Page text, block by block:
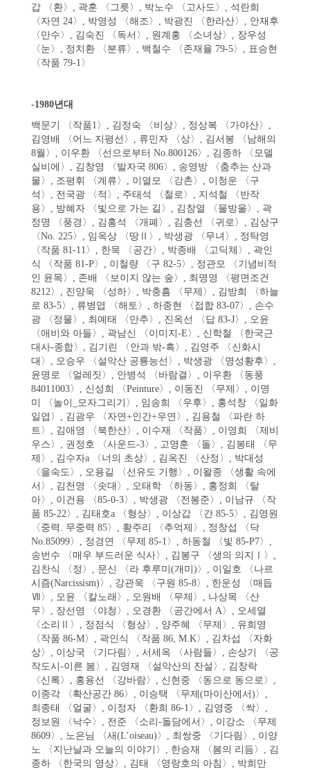
갑 〈환〉, 곽훈 〈그릇〉, 박노수 〈고사도〉, 석란희
〈자연 24〉, 박영성 〈해조〉, 박광진 〈한라산〉, 안재후
〈만수〉, 김숙진 〈독서〉, 원계홍 〈소녀상〉, 장우성
〈눈〉, 정치환 〈분류〉, 백철수 〈존재율 79-5〉, 표승현
〈작품 79-1〉
-1980년대
백문기 〈작품1〉, 김정숙 〈비상〉, 정상복 〈가야산〉,
김영배 〈어느 지평선〉, 류민자 〈상〉, 김서봉 〈남해의
8월〉, 이우환 〈선으로부터 No.800126〉, 김종하 〈모델
실비에〉, 김창영 〈발자국 806〉, 송영방 〈춤추는 산과
물〉, 조평휘 〈계류〉, 이열모 〈강촌〉, 이청운 〈구
석〉, 전국광 〈적〉, 주태석 〈철로〉, 지석철 〈반작
용〉, 방혜자 〈빛으로 가는 길〉, 김창열 〈물방울〉, 곽
정명 〈풍경〉, 김홍석 〈개폐〉, 김충선 〈귀로〉, 김상구
〈No. 225〉, 임옥상 〈땅Ⅱ〉, 박생광 〈무녀〉, 정탁영
〈작품 81-11〉, 한묵 〈공간〉, 박종배 〈고딕체〉, 곽인
식 〈작품 81-P〉, 이철량 〈구 82-5〉, 정관모 〈기념비적
인 윤목〉, 존배 〈보이지 않는 숲〉, 최명영 〈평면조건
8212〉, 진양욱 〈성하〉, 박충흠 〈무제〉, 김방희 〈하늘
로 83-5〉, 류병엽 〈해토〉, 하종현 〈접합 83-07〉, 손수
광 〈정물〉, 최예태 〈만추〉, 진옥선 〈답 83-J〉, 오윤
〈애비와 아들〉, 곽남신 〈이미지-E〉, 신학철 〈한국근
대사-종합〉, 김기린 〈안과 밖-흑〉, 김영주 〈신화시
대〉, 오승우 〈설악산 공룡능선〉, 박생광 〈명성황후〉,
윤명로 〈얼레짓〉, 안병석 〈바람결〉, 이우환 〈동풍
84011003〉, 신성희 〈Peinture〉, 이동진 〈무제〉, 이명
미 〈놀이_모자그리기〉, 임송희 〈우후〉, 홍석창 〈일화
일엽〉, 김광우 〈자연+인간+우연〉, 김용철 〈파란 하
트〉, 김애영 〈북한산〉, 이수재 〈작품〉, 이영희 〈제비
우스〉, 권정호 〈사운드-3〉, 고영훈 〈돌〉, 김봉태 〈무
제〉, 김수자a 〈너의 초상〉, 김옥진 〈산정〉, 박대성
〈을숙도〉, 오용길 〈선유도 기행〉, 이왈종 〈생활 속에
서〉, 김천영 〈솟대〉, 오태학 〈하동〉, 홍정희 〈탈
아〉, 이건용 〈85-0-3〉, 박생광 〈전봉준〉, 이남규 〈작
품 85-22〉, 김태호a 〈형상〉, 이상갑 〈간 85-5〉, 김영원
〈중력. 무중력 85〉, 황주리 〈추억제〉, 정창섭 〈닥
No.85099〉, 정경연 〈무제 85-1〉, 하동철 〈빛 85-P7〉,
송번수 〈매우 부드러운 식사〉, 김봉구 〈생의 의지Ⅰ〉,
김찬식 〈정〉, 문신 〈라 후루미(개미)〉, 이일호 〈나르
시즘(Narcissism)〉, 강관욱 〈구원 85-8〉, 한운성 〈매듭
Ⅶ〉, 오윤 〈칼노래〉, 오원배 〈무제〉, 나상목 〈산
무〉, 장선영 〈야청〉, 오경환 〈공간에서 A〉, 오세열
〈소리Ⅱ〉, 정점식 〈형상〉, 양주혜 〈무제〉, 유희영
〈작품 86-M〉, 곽인식 〈작품 86, M.K〉, 김차섭 〈자화
상〉, 이상국 〈기다림〉, 서세옥 〈사람들〉, 손상기 〈공
작도시-이른 봄〉, 김영재 〈설악산의 잔설〉, 김창락
〈신록〉, 홍용선 〈강바람〉, 신현중 〈동으로 동으로〉,
이종각 〈확산공간 86〉, 이승택 〈무제(마이산에서)〉,
최종태 〈얼굴〉, 이정자 〈환희 86-1〉, 김영중 〈싹〉,
정보원 〈낙수〉, 전준 〈소리-돌담에서〉, 이강소 〈무제
8609〉, 노은님 〈새(L’oiseau)〉, 최쌍중 〈기다림〉, 이양
노 〈지난날과 오늘의 이야기〉, 한승재 〈봄의 리듬〉, 김
종하 〈한국의 영상〉, 김태 〈영랑호의 아침〉, 박희만